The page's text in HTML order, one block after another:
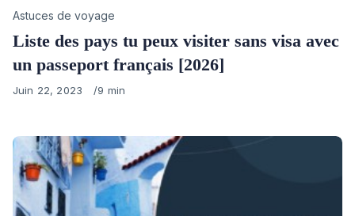
Category
Astuces de voyage
Liste des pays tu peux visiter sans visa avec
un passeport français [2026]
Published
Juin 22, 2023 9 min